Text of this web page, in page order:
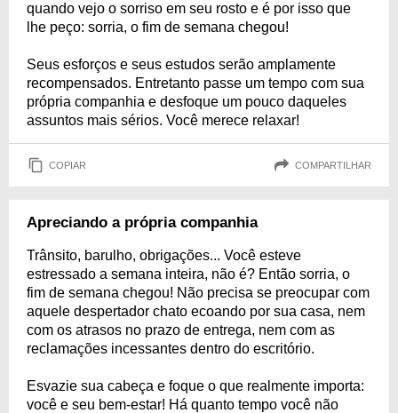
quando vejo o sorriso em seu rosto e é por isso que
lhe peço: sorria, o fim de semana chegou!
Seus esforços e seus estudos serão amplamente
recompensados. Entretanto passe um tempo com sua
própria companhia e desfoque um pouco daqueles
assuntos mais sérios. Você merece relaxar!
COPIAR COMPARTILHAR
Apreciando a própria companhia
Trânsito, barulho, obrigações... Você esteve
estressado a semana inteira, não é? Então sorria, o
fim de semana chegou! Não precisa se preocupar com
aquele despertador chato ecoando por sua casa, nem
com os atrasos no prazo de entrega, nem com as
reclamações incessantes dentro do escritório.
Esvazie sua cabeça e foque o que realmente importa:
você e seu bem-estar! Há quanto tempo você não